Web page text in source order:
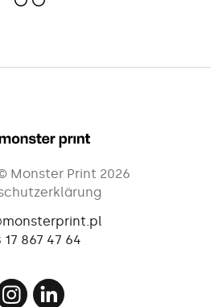
Monster Print 2026
17 867 47 64